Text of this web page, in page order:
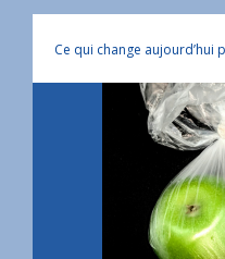
Ce qui change